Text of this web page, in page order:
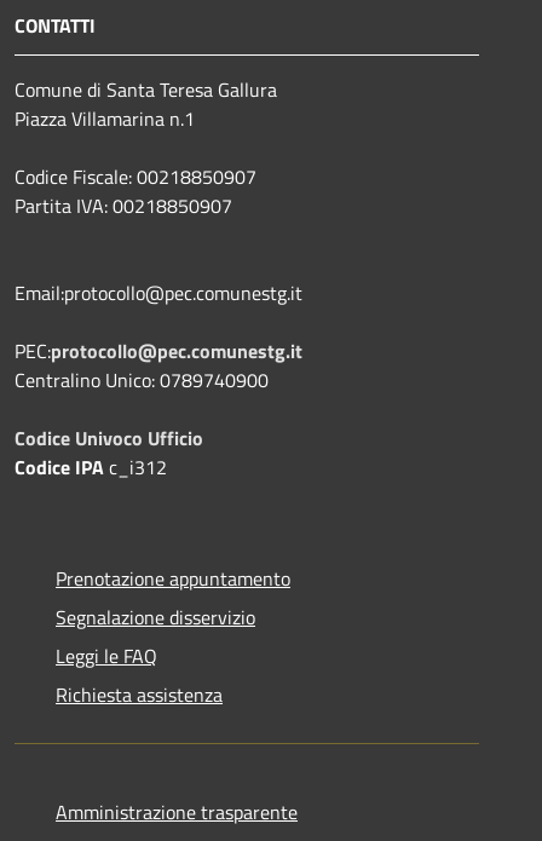
CONTATTI
Comune di Santa Teresa Gallura
Piazza Villamarina n.1
Codice Fiscale: 00218850907
Partita IVA: 00218850907
Email:protocollo@pec.comunestg.it
PEC:protocollo@pec.comunestg.it
Centralino Unico: 0789740900
Codice Univoco Ufficio
Codice IPAc_i312
Prenotazione appuntamento
Segnalazione disservizio
Leggi le FAQ
Richiesta assistenza
Amministrazione trasparente